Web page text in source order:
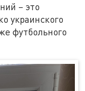
– это
украинского
футбольного